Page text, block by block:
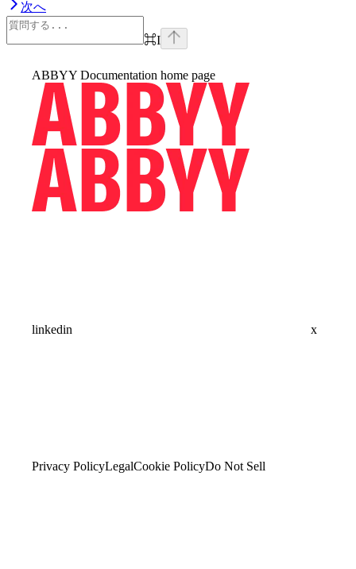
次へ
⌘I
ABBYY Documentation home page
linkedin x
Privacy PolicyLegalCookie PolicyDo Not Sell